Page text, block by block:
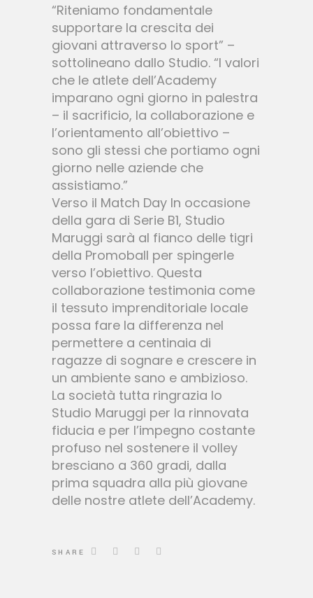
“Riteniamo fondamentale
supportare la crescita dei
giovani attraverso lo sport” –
sottolineano dallo Studio. “I valori
che le atlete dell’Academy
imparano ogni giorno in palestra
– il sacrificio, la collaborazione e
l’orientamento all’obiettivo –
sono gli stessi che portiamo ogni
giorno nelle aziende che
assistiamo.”
Verso il Match Day In occasione
della gara di Serie B1, Studio
Maruggi sarà al fianco delle tigri
della Promoball per spingerle
verso l’obiettivo. Questa
collaborazione testimonia come
il tessuto imprenditoriale locale
possa fare la differenza nel
permettere a centinaia di
ragazze di sognare e crescere in
un ambiente sano e ambizioso.
La società tutta ringrazia lo
Studio Maruggi per la rinnovata
fiducia e per l’impegno costante
profuso nel sostenere il volley
bresciano a 360 gradi, dalla
prima squadra alla più giovane
delle nostre atlete dell’Academy.
SHARE